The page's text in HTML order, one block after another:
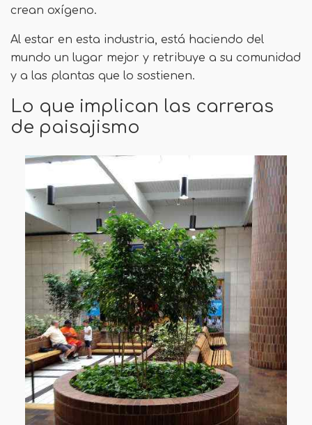
crean oxígeno.
Al estar en esta industria, está haciendo del
mundo un lugar mejor y retribuye a su comunidad
y a las plantas que lo sostienen.
Lo que implican las carreras
de paisajismo